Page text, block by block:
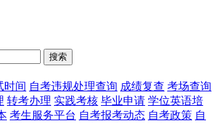
搜索
时间 自考违规处理查询 成绩复查 考场查询
转考办理 实践考核 毕业申请 学位英语培
考生服务平台 自考报考动态 自考政策 自